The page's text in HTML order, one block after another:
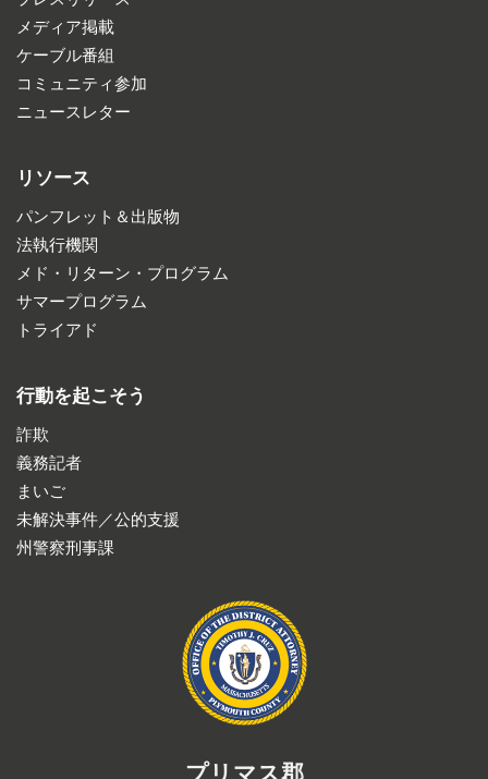
メディア掲載
ケーブル番組
コミュニティ参加
ニュースレター
リソース
パンフレット＆出版物
法執行機関
メド・リターン・プログラム
サマープログラム
トライアド
行動を起こそう
詐欺
義務記者
まいご
未解決事件／公的支援
州警察刑事課
プリマス郡